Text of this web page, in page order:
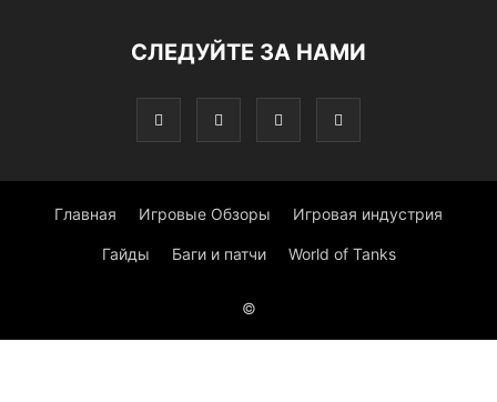
СЛЕДУЙТЕ ЗА НАМИ
Главная Игровые Обзоры Игровая индустрия
Гайды Баги и патчи World of Tanks
©